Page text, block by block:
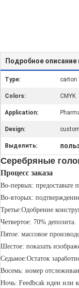
Подробное описание
Type: carton
Colors: CMYK
Application:
Design:
Выделить:
Серебряные
Процесс заказа
Во-первых:
Во-вторых:
Третье:Одобрение
Четвертое: 70% депозита.
Пятое: массовое
Шестое: показать
Седьмое:Остаток
Восемь: номер
Ночь: Feedbcak идеи или